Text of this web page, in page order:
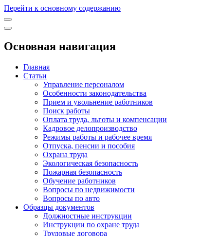
Перейти к основному содержанию
Основная навигация
Главная
Статьи
Управление персоналом
Особенности законодательства
Прием и увольнение работников
Поиск работы
Оплата труда, льготы и компенсации
Кадровое делопроизводство
Режимы работы и рабочее время
Отпуска, пенсии и пособия
Охрана труда
Экологическая безопасность
Пожарная безопасность
Обучение работников
Вопросы по недвижимости
Вопросы по авто
Образцы документов
Должностные инструкции
Инструкции по охране труда
Трудовые договора